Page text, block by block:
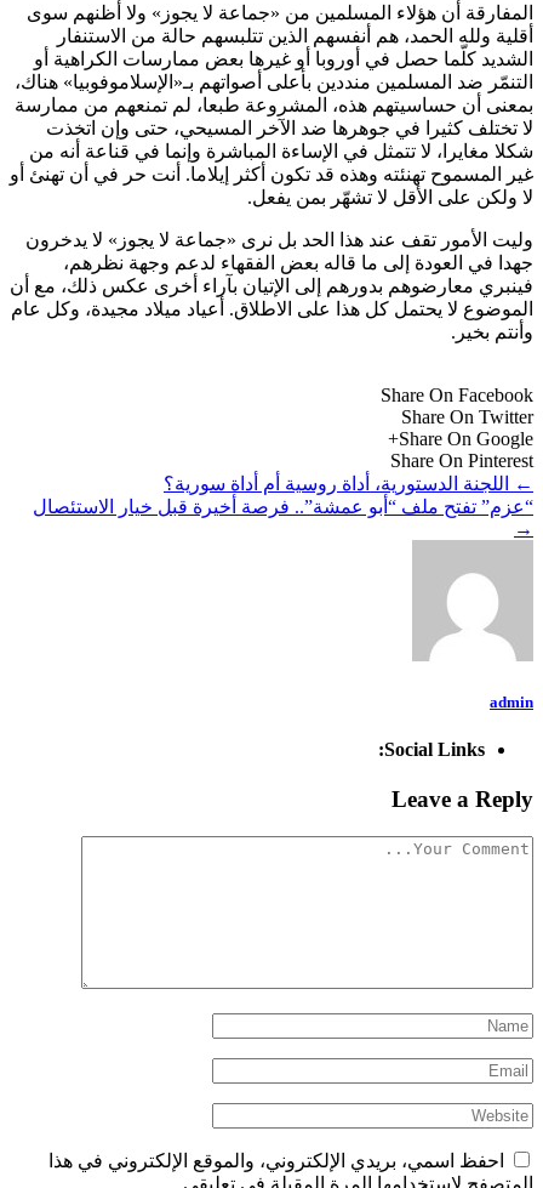
المفارقة أن هؤلاء المسلمين من «جماعة لا يجوز» ولا أظنهم سوى
أقلية ولله الحمد، هم أنفسهم الذين تتلبسهم حالة من الاستنفار
الشديد كلّما حصل في أوروبا أو غيرها بعض ممارسات الكراهية أو
التنمّر ضد المسلمين منددين بأعلى أصواتهم بـ«الإسلاموفوبيا» هناك،
بمعنى أن حساسيتهم هذه، المشروعة طبعا، لم تمنعهم من ممارسة
لا تختلف كثيرا في جوهرها ضد الآخر المسيحي، حتى وإن اتخذت
شكلا مغايرا، لا تتمثل في الإساءة المباشرة وإنما في قناعة أنه من
غير المسموح تهنئته وهذه قد تكون أكثر إيلاما. أنت حر في أن تهنئ أو
لا ولكن على الأقل لا تشهّر بمن يفعل.
وليت الأمور تقف عند هذا الحد بل نرى «جماعة لا يجوز» لا يدخرون
جهدا في العودة إلى ما قاله بعض الفقهاء لدعم وجهة نظرهم،
فينبري معارضوهم بدورهم إلى الإتيان بآراء أخرى عكس ذلك، مع أن
الموضوع لا يحتمل كل هذا على الاطلاق. أعياد ميلاد مجيدة، وكل عام
وأنتم بخير.
Share On Facebook
Share On Twitter
Share On Google+
Share On Pinterest
←
اللجنة الدستورية، أداة روسية أم أداة سورية؟
“عزم” تفتح ملف “أبو عمشة”.. فرصة أخيرة قبل خيار الاستئصال
→
admin
Social Links:
Leave a Reply
احفظ اسمي، بريدي الإلكتروني، والموقع الإلكتروني في هذا